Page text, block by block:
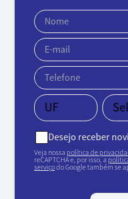
Desejo receber
Veja nossa política de
reCAPTCHA e, por isso, a
serviçodo Google também se